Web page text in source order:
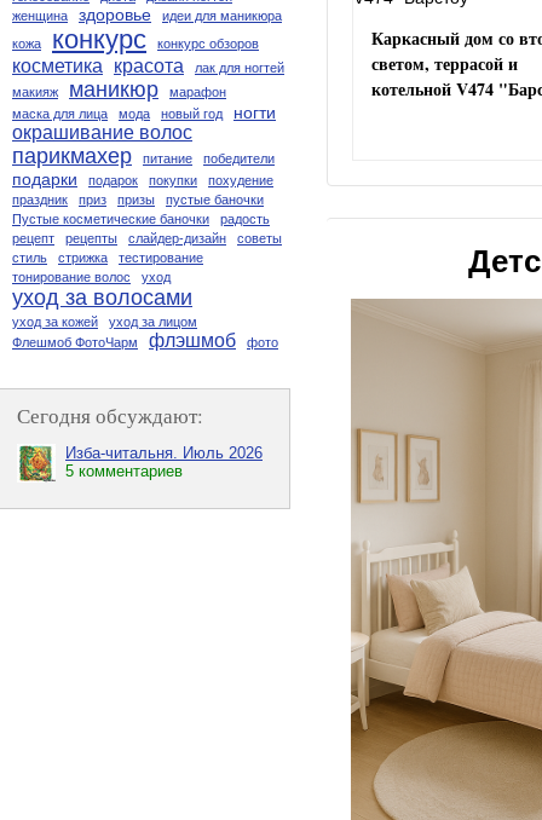
Каркасный дом со
светом, террасой и
котельной V474
женщина
здоровье
идеи для маникюра
кожа
конкурс конкурс обзоров
косметика красота
лак для ногтей
макияж
маникюр
марафон
маска для лица
мода новый год ногти
окрашивание волос
парикмахер питание победители
подарки подарок покупки
похудение
праздник
приз призы
пустые баночки
Пустые косметические баночки
радость
рецепт
рецепты слайдер-дизайн
советы
стиль
стрижка
тестирование
тонирование волос
уход
уход за волосами
уход за кожей
уход за лицом
Флешмоб ФотоЧарм
флэшмоб фото
Сегодня обсуждают:
Изба-читальня. Июль 2026
5 комментариев